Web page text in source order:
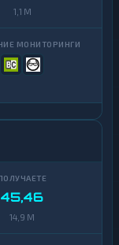
1,1 M
45,46
14,9 M